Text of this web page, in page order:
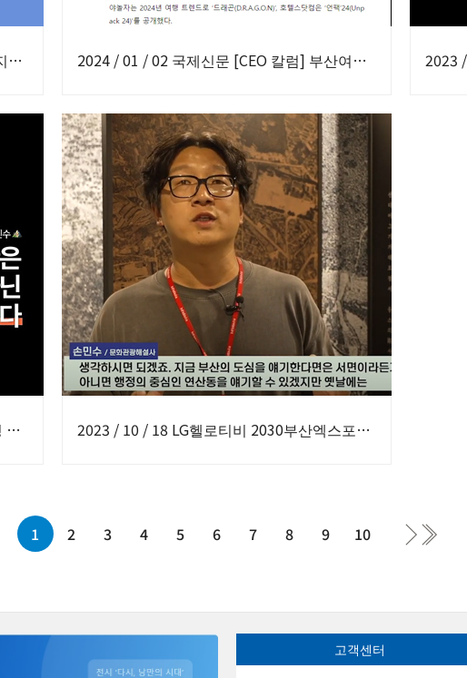
2024 / 01 / 10 부산MBC라디오 ‘자갈치아지매-2024부산다운부산여행’ 2024 / 01 / 02 국제신문 [CEO 칼럼] 부산여행에 부산의 마음을 넣고 싶다
2023 / 10 / 30 세계일보 갓생림픽 본선 9명 선정… 본격 레이스 2023 / 10 / 18 LG헬로티비 2030부산엑스포! 원도심부활에 날개를 달다
1 2 3 4 5 6 7 8 9 10
고객센터